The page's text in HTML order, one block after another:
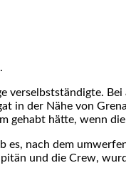
in der Nähe von
gehabt hätte, wenn
nach dem
und die Crew,